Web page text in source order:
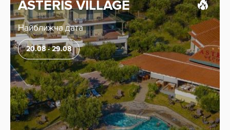
ASTERIS VILLAGE
Найближча дата
20.08 - 29.08